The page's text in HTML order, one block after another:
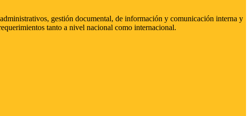
gestión documental, de información y comunicación interna y
tanto a nivel nacional como internacional.